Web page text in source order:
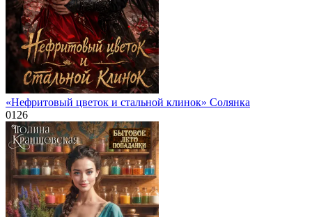
«Нефритовый цветок и стальной клинок» Солянка
0126